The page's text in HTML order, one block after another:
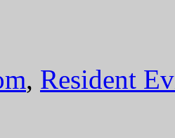
, Resident